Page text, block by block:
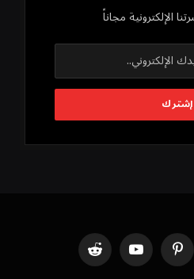
الإلكترونية مجاناً
بينتيريستيوتيوب رديت